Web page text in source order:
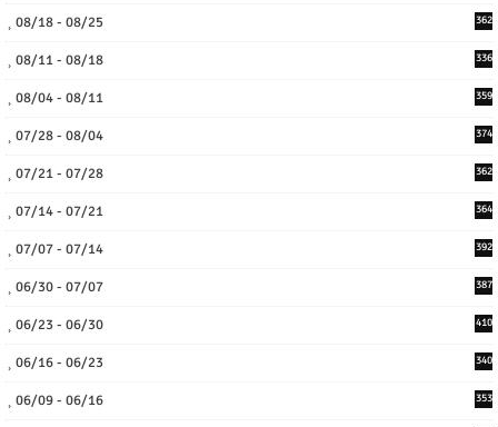
08/18 - 08/25 362
08/11 - 08/18 336
08/04 - 08/11 359
07/28 - 08/04 374
07/21 - 07/28 362
07/14 - 07/21 364
07/07 - 07/14 392
06/30 - 07/07 387
06/23 - 06/30 410
06/16 - 06/23 340
06/09 - 06/16 353